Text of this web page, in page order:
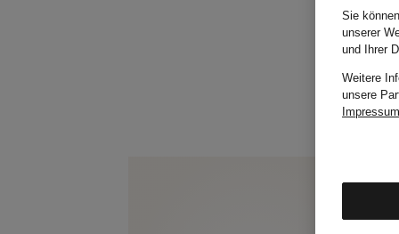
Sie
unserer
und Ihrer
Weitere
unsere
Impressum